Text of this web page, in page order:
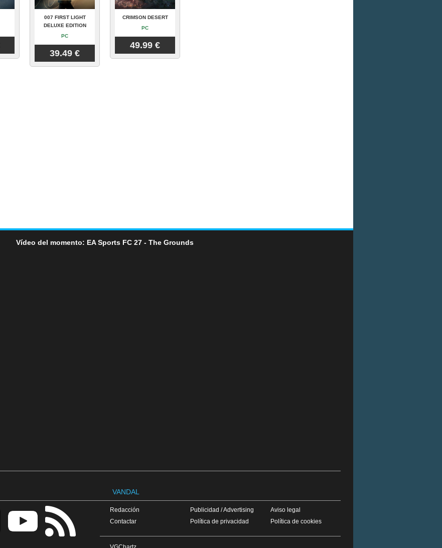
007 FIRST LIGHT
DELUXE EDITION
PC
39.49 €
CRIMSON DESERT
PC
49.99 €
Vídeo del momento: EA Sports FC 27 - The Grounds
VANDAL
Redacción
Contactar
Publicidad / Advertising
Política de privacidad
Aviso legal
Política de cookies
VGChartz